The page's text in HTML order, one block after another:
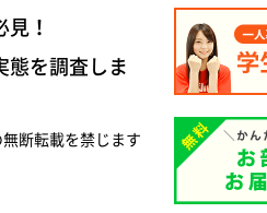
！
態を調査しま
断転載を禁じます